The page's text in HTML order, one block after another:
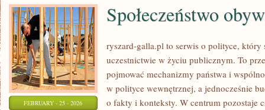
FEBRUARY - 25 - 2026
Społeczeństwo
ryszard-galla.pl to serwis o polityce, który
uczestnictwie w życiu publicznym. To
pojmować mechanizmy państwa i
w polityce wewnętrznej, a jednocześnie
o fakty i konteksty. W centrum pozostaje